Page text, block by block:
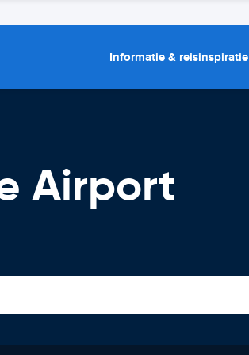
Informatie & reisinspiratie
Airport